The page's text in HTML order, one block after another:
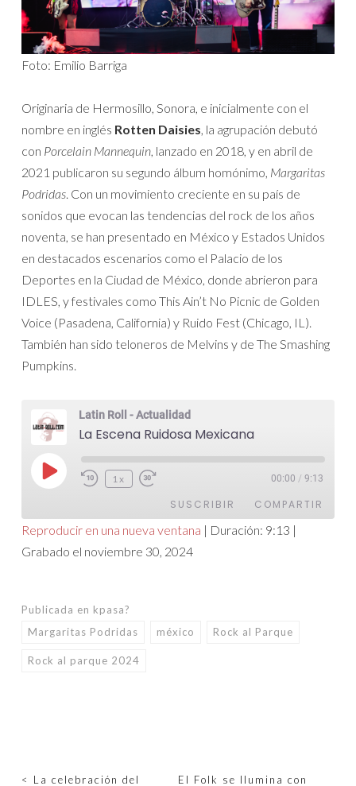
Foto: Emilio Barriga
Originaria de Hermosillo, Sonora, e inicialmente con el
nombre en inglés Rotten Daisies , la agrupación debutó
con Porcelain Mannequin , lanzado en 2018, y en abril de
2021 publicaron su segundo álbum homónimo, Margaritas
Podridas . Con un movimiento creciente en su país de
sonidos que evocan las tendencias del rock de los años
noventa, se han presentado en México y Estados Unidos
en destacados escenarios como el Palacio de los
Deportes en la Ciudad de México, donde abrieron para
IDLES, y festivales como This Ain’t No Picnic de Golden
Voice (Pasadena, California) y Ruido Fest (Chicago, IL).
También han sido teloneros de Melvins y de The Smashing
Pumpkins.
Latin Roll - Actualidad
La Escena Ruidosa Mexicana
Reproducir
episodio
1x 00:00 / 9:13
SUSCRIBIR COMPARTIR
COMPARTIR
INCRUSTAR
Reproducir en una nueva ventana | Duración: 9:13 |
Grabado el noviembre 30, 2024
Publicada en kpasa?
Margaritas Podridas
méxico Rock al Parque
Rock al parque 2024
< La celebración del El Folk se Ilumina con